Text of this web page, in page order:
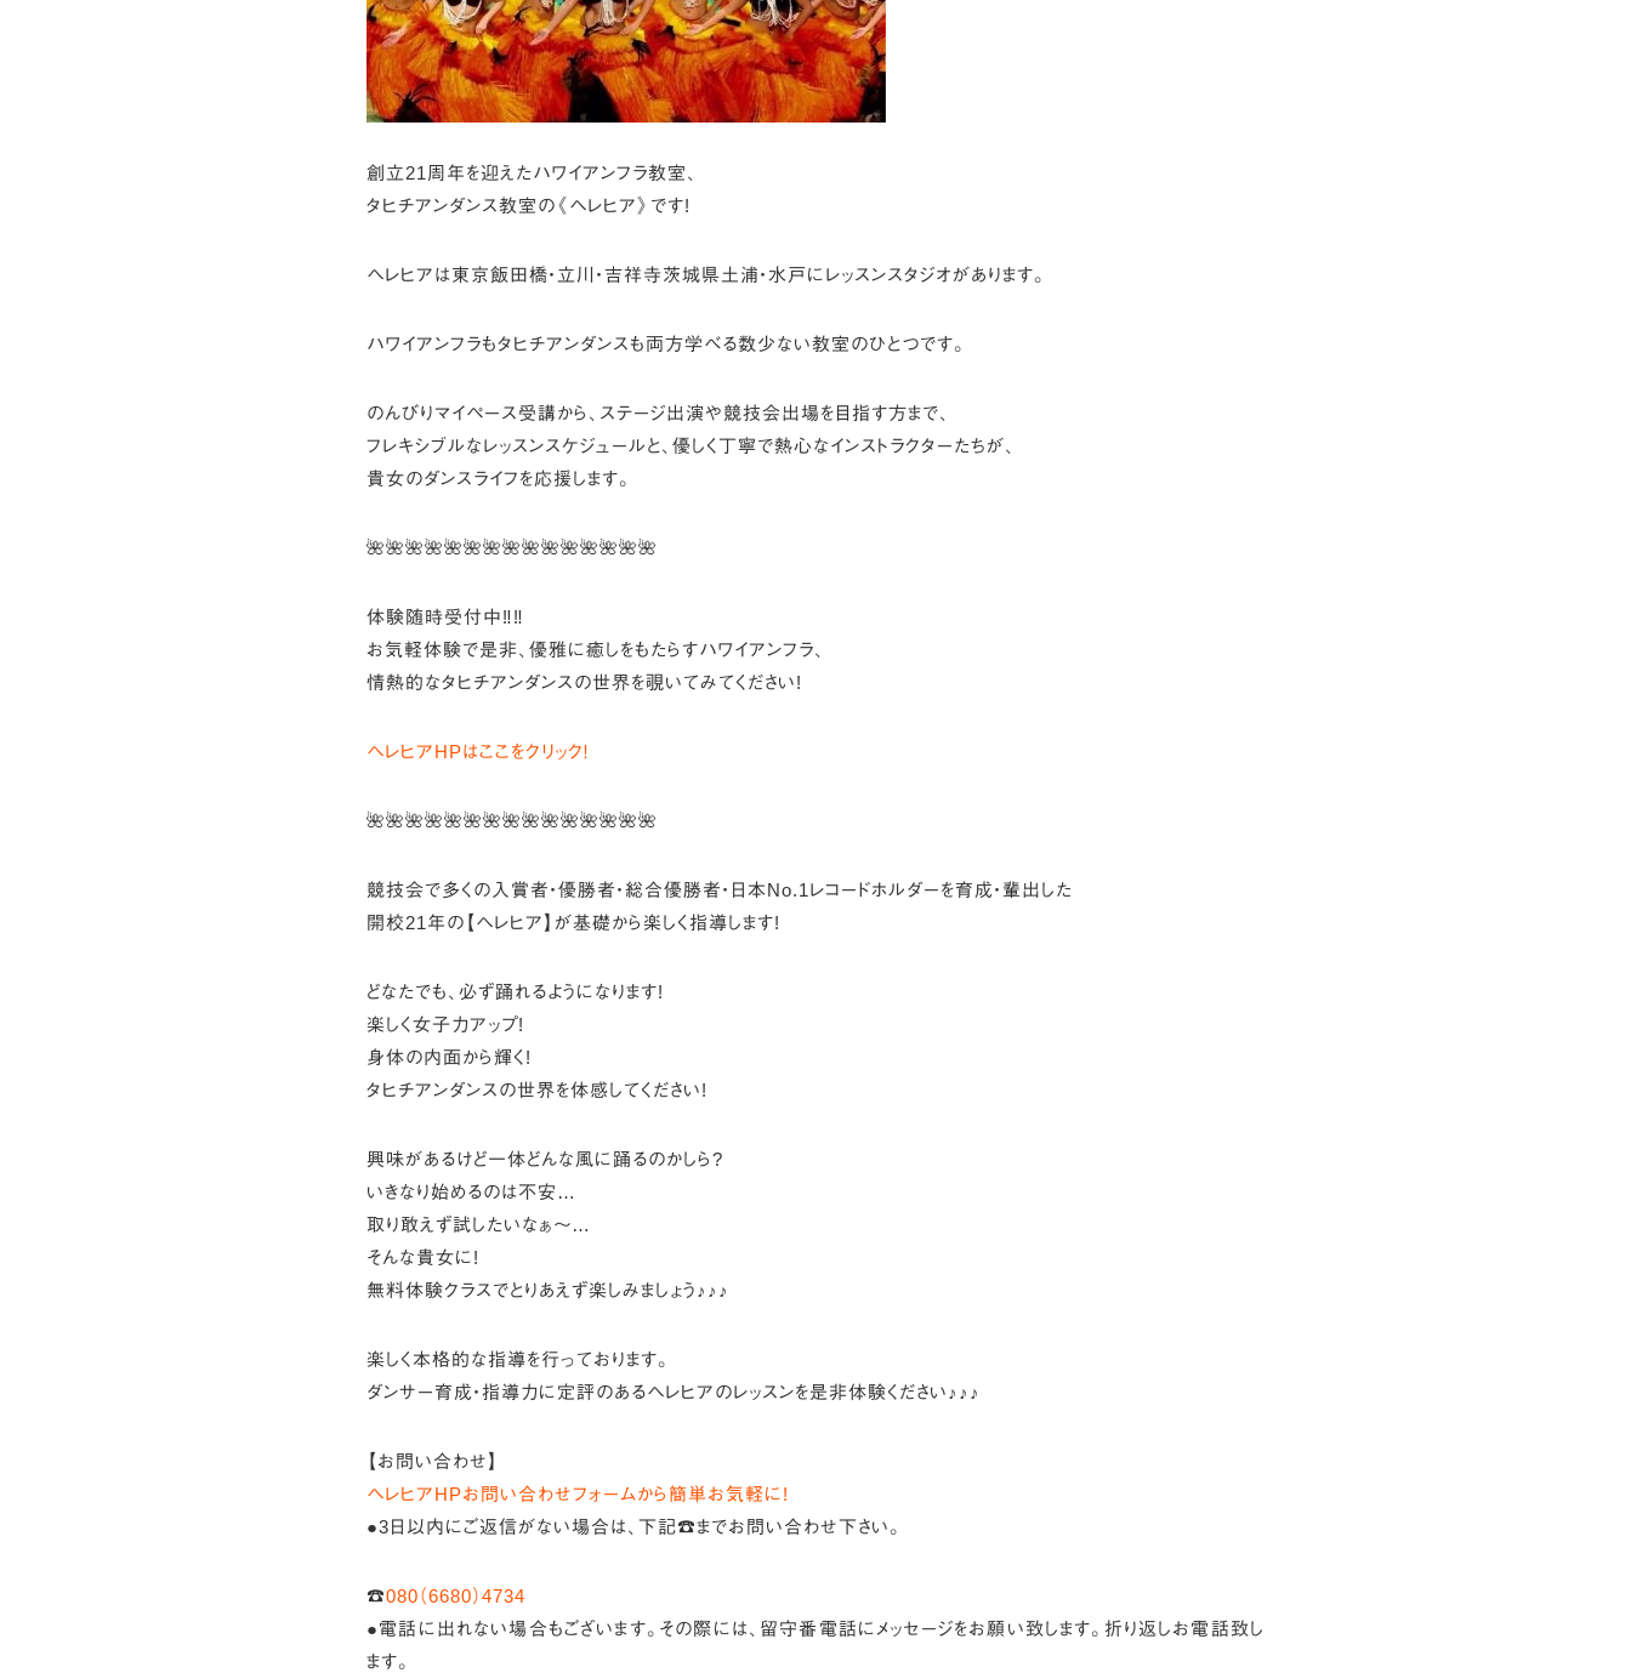
創立21周年を迎えたハワイアンフラ教室、
タヒチアンダンス教室の《ヘレヒア》です!
ヘレヒアは東京飯田橋・立川・吉祥寺茨城県土浦・水戸にレッスンスタジオがあります。
ハワイアンフラもタヒチアンダンスも両方学べる数少ない教室のひとつです。
のんびりマイペース受講から、ステージ出演や競技会出場を目指す方まで、
フレキシブルなレッスンスケジュールと、優しく丁寧で熱心なインストラクターたちが、
貴女のダンスライフを応援します。
🌺🌺🌺🌺🌺🌺🌺🌺🌺🌺🌺🌺🌺🌺🌺
体験随時受付中‼︎‼︎
お気軽体験で是非、優雅に癒しをもたらすハワイアンフラ、
情熱的なタヒチアンダンスの世界を覗いてみてください!
ヘレヒアHPはここをクリック！
🌺🌺🌺🌺🌺🌺🌺🌺🌺🌺🌺🌺🌺🌺🌺
競技会で多くの入賞者・優勝者・総合優勝者・日本No.1レコードホルダーを育成・輩出した
開校21年の【ヘレヒア】が基礎から楽しく指導します!
どなたでも、必ず踊れるようになります!
楽しく女子力アップ!
身体の内面から輝く!
タヒチアンダンスの世界を体感してください!
興味があるけど一体どんな風に踊るのかしら?
いきなり始めるのは不安…
取り敢えず試したいなぁ〜…
そんな貴女に!
無料体験クラスでとりあえず楽しみましょう♪♪♪
楽しく本格的な指導を行っております。
ダンサー育成・指導力に定評のあるヘレヒアのレッスンを是非体験ください♪♪♪
【お問い合わせ】
ヘレヒアHPお問い合わせフォームから簡単お気軽に!
●3日以内にご返信がない場合は、下記☎︎までお問い合わせ下さい。
☎︎080（6680）4734
●電話に出れない場合もございます。その際には、留守番電話にメッセージをお願い致します。折り返しお電話致し
ます。